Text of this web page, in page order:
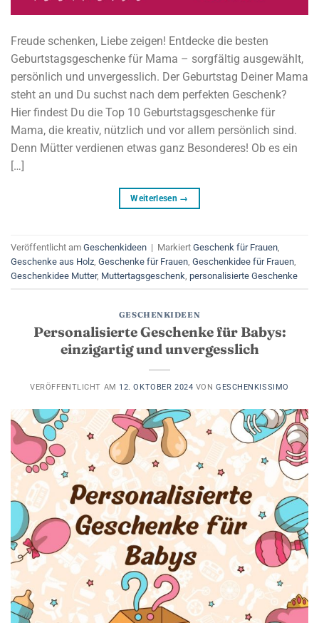
Freude schenken, Liebe zeigen! Entdecke die besten
Geburtstagsgeschenke für Mama – sorgfältig ausgewählt,
persönlich und unvergesslich. Der Geburtstag Deiner Mama
steht an und Du suchst nach dem perfekten Geschenk?
Hier findest Du die Top 10 Geburtstagsgeschenke für
Mama, die kreativ, nützlich und vor allem persönlich sind.
Denn Mütter verdienen etwas ganz Besonderes! Ob es ein
[…]
Weiterlesen →
Veröffentlicht am Geschenkideen | Markiert Geschenk für Frauen
Geschenke aus Holz Geschenke für Frauen Geschenkidee für Frauen
Geschenkidee Mutter, Muttertagsgeschenk personalisierte Geschenke
GESCHENKIDEEN
Personalisierte Geschenke für Babys:
einzigartig und unvergesslich
VERÖFFENTLICHT AM 12. OKTOBER 2024 VONGESCHENKISSIMO